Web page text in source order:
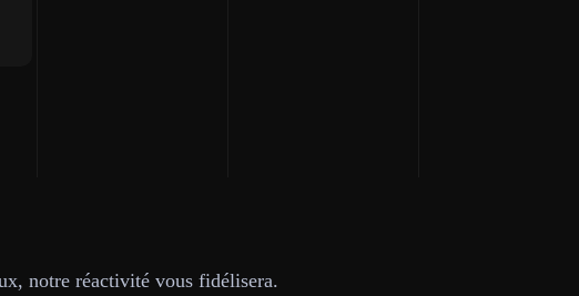
notre réactivité vous fidélisera.